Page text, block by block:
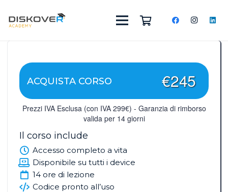
ACQUISTA CORSO €245
Prezzi IVA Esclusa (con IVA 299€) - Garanzia di rimborso
valida per 14 giorni
Il corso include
Accesso completo a vita
Disponibile su tutti i device
14 ore di lezione
Codice pronto all’uso